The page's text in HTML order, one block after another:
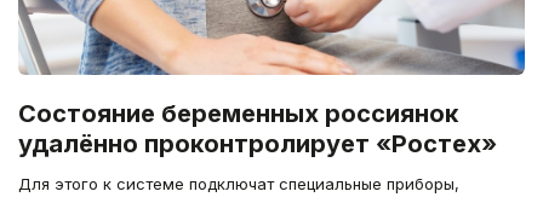
Состояние беременных россиянок
удалённо проконтролирует «Ростех»
Для этого к системе подключат специальные приборы,